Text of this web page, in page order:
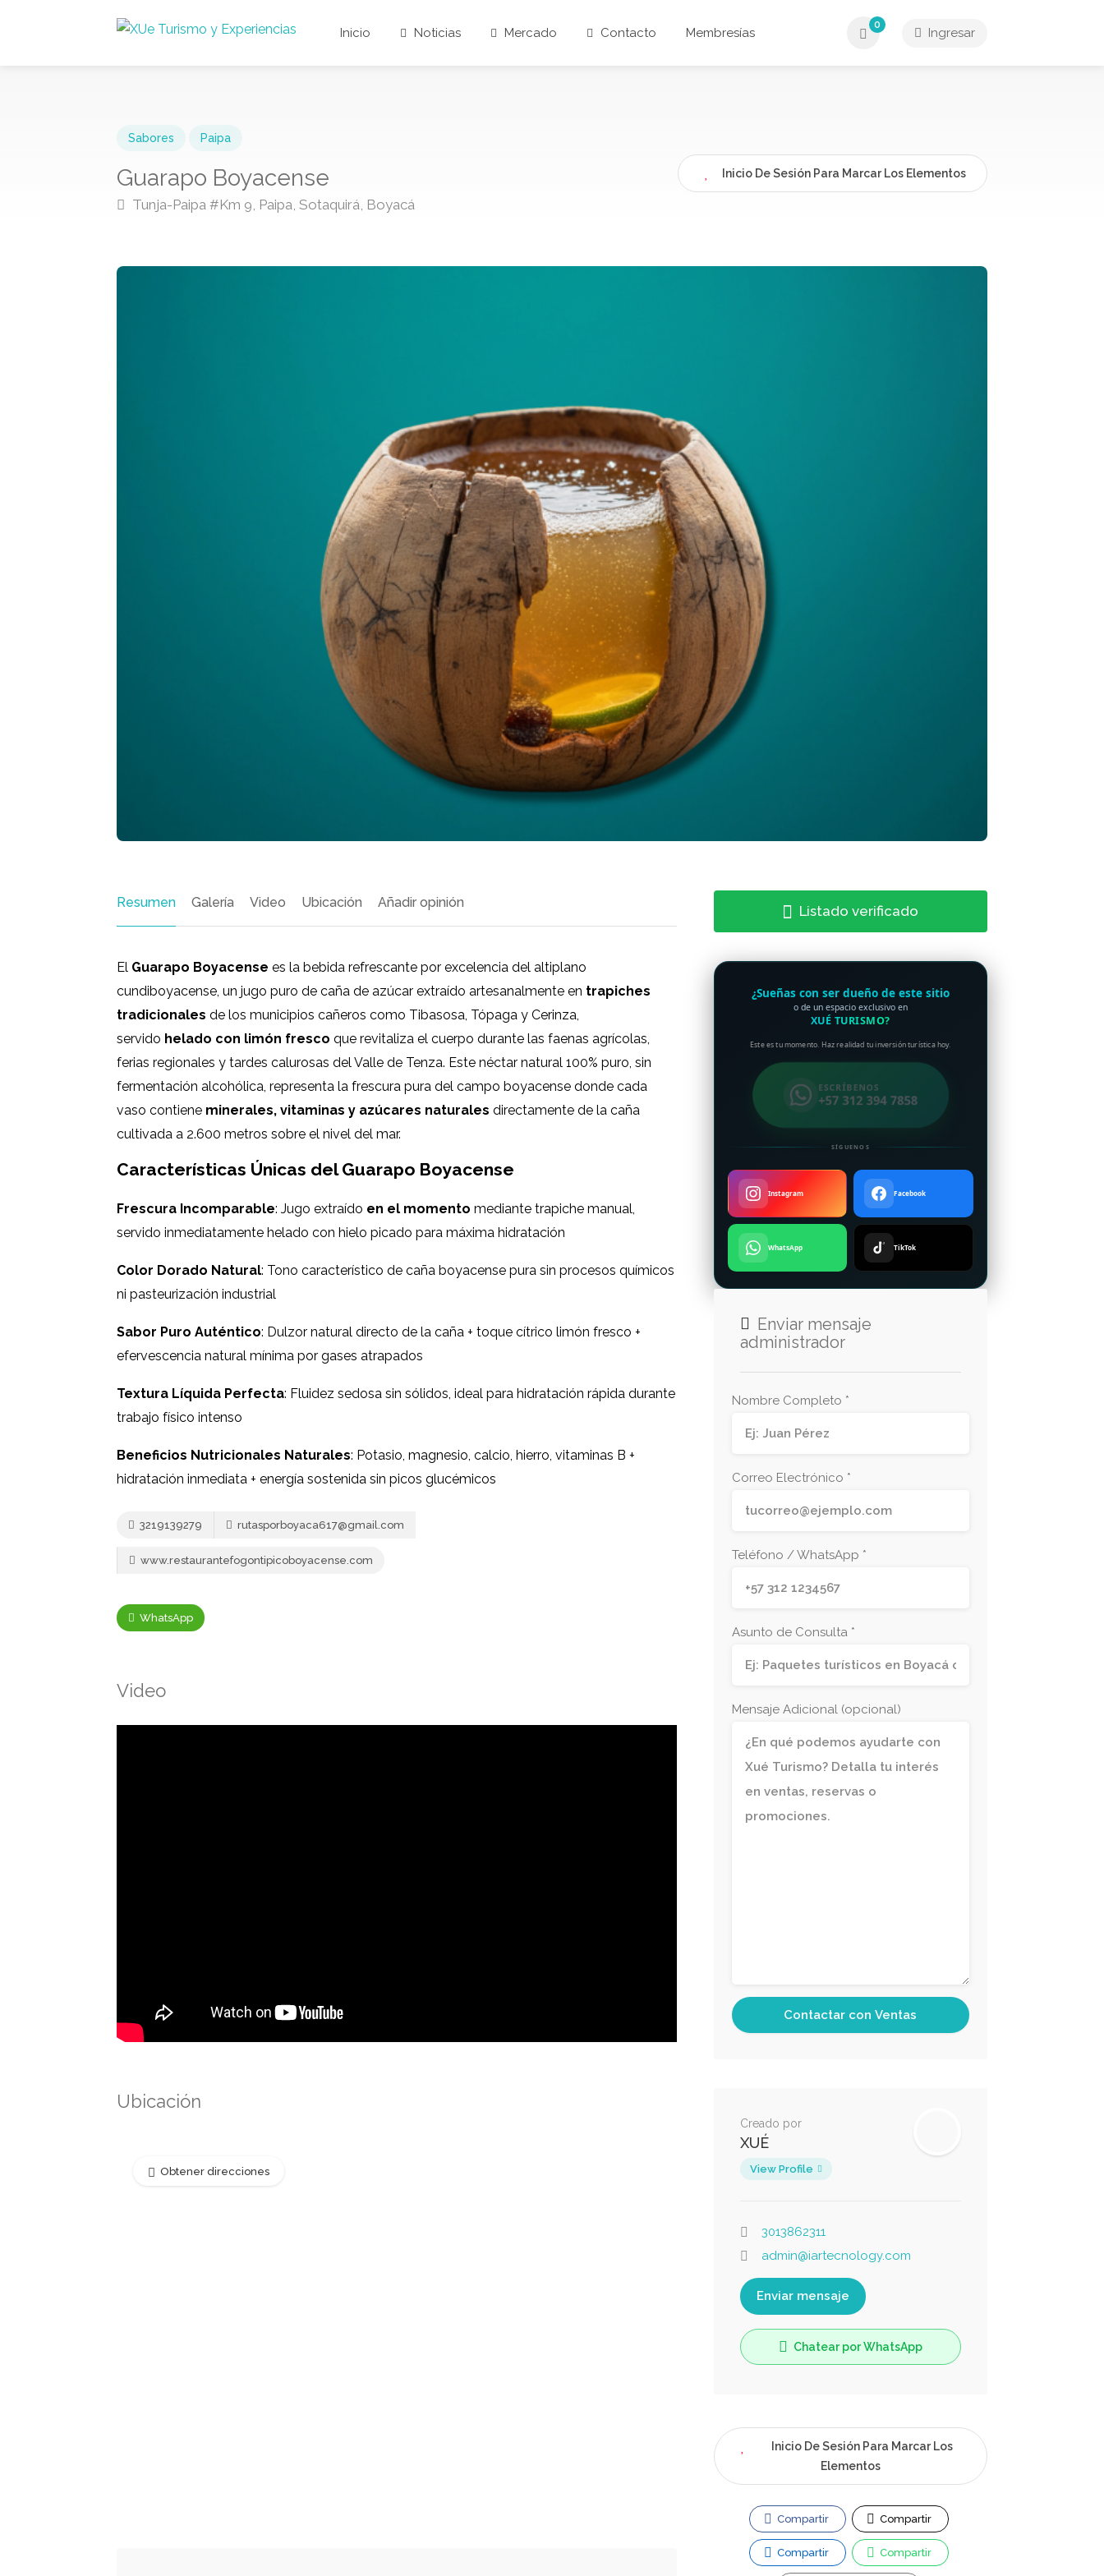
Inicio Noticias Mercado Contacto Membresías
0
Ingresar
Sabores Paipa
Guarapo Boyacense
Tunja-Paipa #Km 9, Paipa, Sotaquirá, Boyacá
Inicio De Sesión Para Marcar Los Elementos
Resumen Galería Video Ubicación Añadir opinión
El Guarapo Boyacense es la bebida refrescante por excelencia del altiplano
cundiboyacense, un jugo puro de caña de azúcar extraído artesanalmente en trapiches
tradicionales de los municipios cañeros como Tibasosa, Tópaga y Cerinza,
servido helado con limón fresco que revitaliza el cuerpo durante las faenas agrícolas,
ferias regionales y tardes calurosas del Valle de Tenza. Este néctar natural 100% puro, sin
fermentación alcohólica, representa la frescura pura del campo boyacense donde cada
vaso contiene minerales, vitaminas y azúcares naturales directamente de la caña
cultivada a 2.600 metros sobre el nivel del mar.
Características Únicas del Guarapo Boyacense
Frescura Incomparable: Jugo extraído en el momento mediante trapiche manual,
servido inmediatamente helado con hielo picado para máxima hidratación
Color Dorado Natural: Tono característico de caña boyacense pura sin procesos químicos
ni pasteurización industrial
Sabor Puro Auténtico: Dulzor natural directo de la caña + toque cítrico limón fresco +
efervescencia natural mínima por gases atrapados
Textura Líquida Perfecta: Fluidez sedosa sin sólidos, ideal para hidratación rápida durante
trabajo físico intenso
Beneficios Nutricionales Naturales: Potasio, magnesio, calcio, hierro, vitaminas B +
hidratación inmediata + energía sostenida sin picos glucémicos
3219139279 rutasporboyaca617@gmail.com
www.restaurantefogontipicoboyacense.com
WhatsApp
Video
Ubicación
Obtener direcciones
Listado verificado
¿Sueñas con ser dueño de este sitio
o de un espacio exclusivo en
XUÉ TURISMO?
Este es tu momento. Haz realidad tu inversión turística hoy.
ESCRÍBENOS
+57 312 394 7858
SÍGUENOS
Instagram Facebook
WhatsApp TikTok
Enviar mensaje
administrador
Nombre Completo *
Correo Electrónico *
Teléfono / WhatsApp *
Asunto de Consulta *
Mensaje Adicional (opcional)
Creado por
XUÉ
View Profile
3013862311
admin@iartecnology.com
Enviar mensaje
Chatear por WhatsApp
Inicio De Sesión Para Marcar Los
Elementos
Compartir Compartir
Compartir Compartir